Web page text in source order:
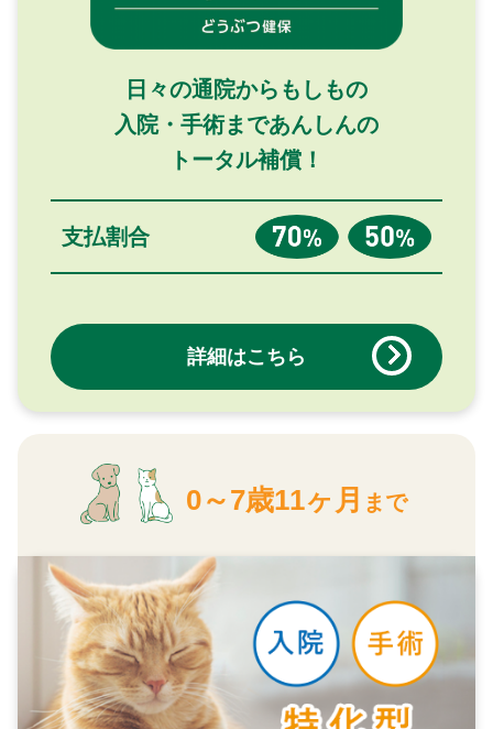
日々の通院からもしもの
入院・手術まであんしんの
トータル補償！
支払割合
詳細はこちら
0～7歳11ヶ月 まで